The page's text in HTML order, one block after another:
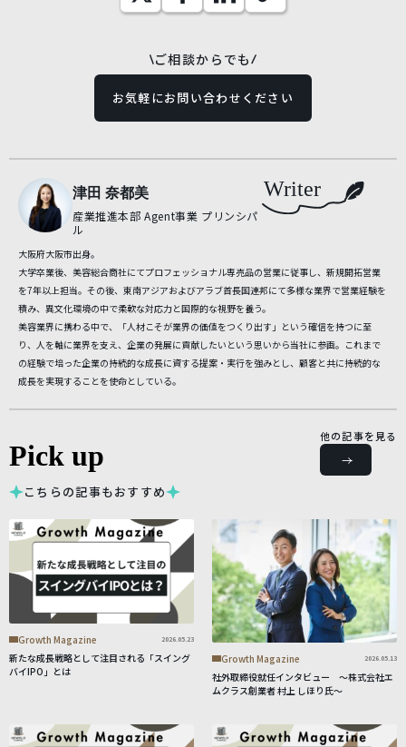
ご相談からでも
お気軽にお問い合わせください
津田 奈都美
産業推進本部 Agent事業 プリンシパ
ル
Writer
大阪府大阪市出身。
大学卒業後、美容総合商社にてプロフェッショナル専売品の営業に従事し、新規開拓営業
を7年以上担当。その後、東南アジアおよびアラブ首長国連邦にて多様な業界で営業経験を
積み、異文化環境の中で柔軟な対応力と国際的な視野を養う。
美容業界に携わる中で、「人材こそが業界の価値をつくり出す」という確信を持つに至
り、人を軸に業界を支え、企業の発展に貢献したいという思いから当社に参画。これまで
の経験で培った企業の持続的な成長に資する提案・実行を強みとし、顧客と共に持続的な
成長を実現することを使命としている。
Pick up
こちらの記事もおすすめ
他の記事を見る
Growth Magazine 2026.05.23
新たな成長戦略として注目される「スイング
バイIPO」とは
Growth Magazine 2026.05.13
社外取締役就任インタビュー ～株式会社エ
ムクラス創業者 村上 しほり氏～